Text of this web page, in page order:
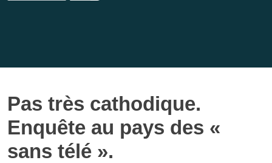
Pas très cathodique.
Enquête au pays des «
sans télé ».